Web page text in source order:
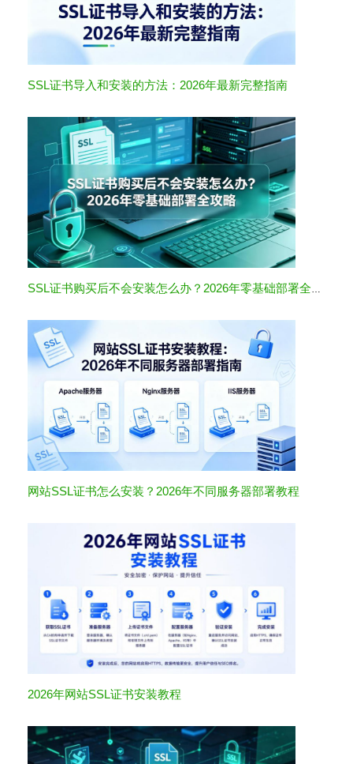
SSL证书导入和安装的方法：2026年最新完整指南
网站SSL证书怎么安装？2026年不同服务器部署教程
2026年网站SSL证书安装教程